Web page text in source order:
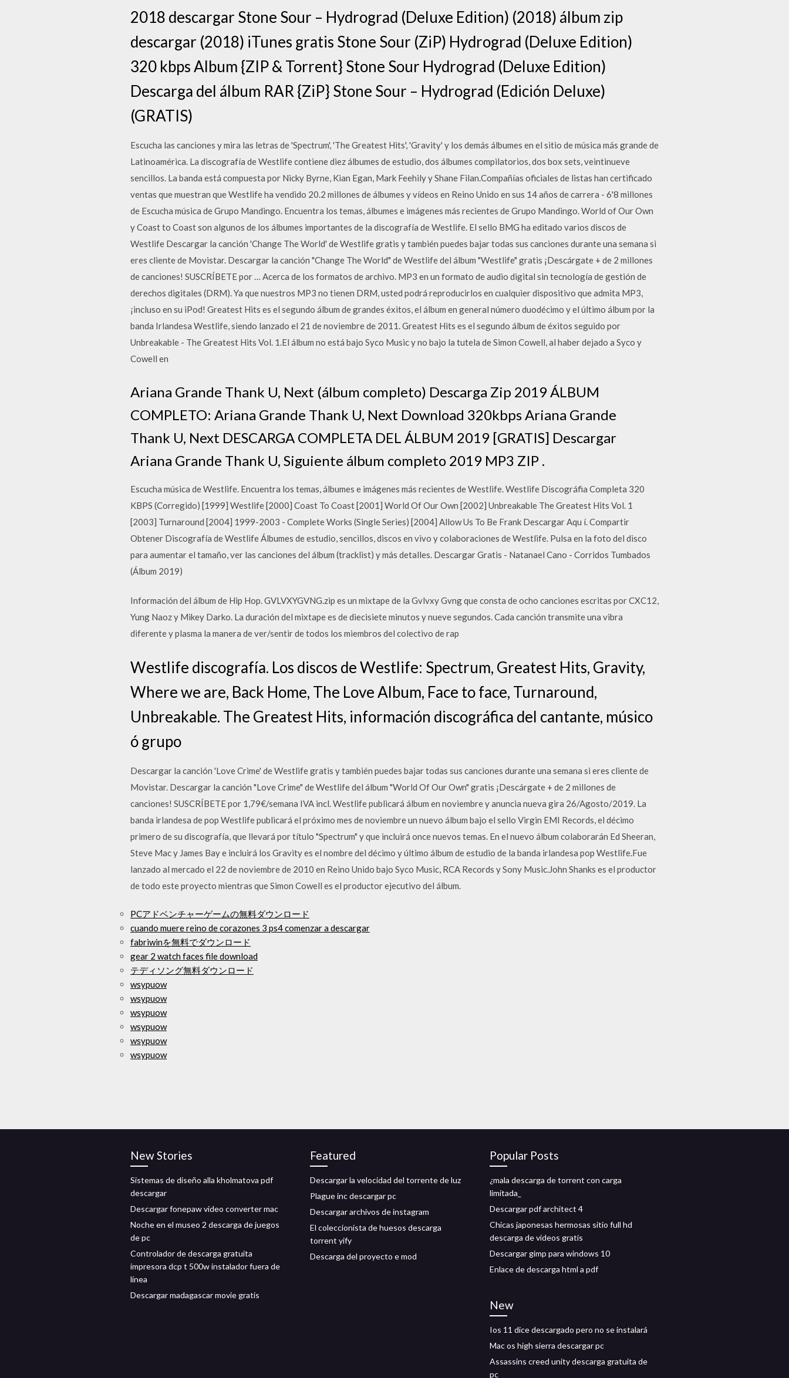
2018 descargar Stone Sour – Hydrograd (Deluxe Edition) (2018) álbum zip
descargar (2018) iTunes gratis Stone Sour (ZiP) Hydrograd (Deluxe Edition)
320 kbps Album {ZIP & Torrent} Stone Sour Hydrograd (Deluxe Edition)
Descarga del álbum RAR {ZiP} Stone Sour – Hydrograd (Edición Deluxe)
(GRATIS)
Escucha las canciones y mira las letras de 'Spectrum', 'The Greatest Hits', 'Gravity' y los demás álbumes en el sitio de música más grande de
Latinoamérica. La discografía de Westlife contiene diez álbumes de estudio, dos álbumes compilatorios, dos box sets, veintinueve
sencillos. La banda está compuesta por Nicky Byrne, Kian Egan, Mark Feehily y Shane Filan.Compañías oficiales de listas han certificado
ventas que muestran que Westlife ha vendido 20.2 millones de álbumes y vídeos en Reino Unido en sus 14 años de carrera - 6'8 millones
de Escucha música de Grupo Mandingo. Encuentra los temas, álbumes e imágenes más recientes de Grupo Mandingo. World of Our Own
y Coast to Coast son algunos de los álbumes importantes de la discografía de Westlife. El sello BMG ha editado varios discos de
Westlife Descargar la canción 'Change The World' de Westlife gratis y también puedes bajar todas sus canciones durante una semana si
eres cliente de Movistar. Descargar la canción "Change The World" de Westlife del álbum "Westlife" gratis ¡Descárgate + de 2 millones
de canciones! SUSCRÍBETE por … Acerca de los formatos de archivo. MP3 en un formato de audio digital sin tecnología de gestión de
derechos digitales (DRM). Ya que nuestros MP3 no tienen DRM, usted podrá reproducirlos en cualquier dispositivo que admita MP3,
¡incluso en su iPod! Greatest Hits es el segundo álbum de grandes éxitos, el álbum en general número duodécimo y el último álbum por la
banda Irlandesa Westlife, siendo lanzado el 21 de noviembre de 2011. Greatest Hits es el segundo álbum de éxitos seguido por
Unbreakable - The Greatest Hits Vol. 1.El álbum no está bajo Syco Music y no bajo la tutela de Simon Cowell, al haber dejado a Syco y
Cowell en
Ariana Grande Thank U, Next (álbum completo) Descarga Zip 2019 ÁLBUM
COMPLETO: Ariana Grande Thank U, Next Download 320kbps Ariana Grande
Thank U, Next DESCARGA COMPLETA DEL ÁLBUM 2019 [GRATIS] Descargar
Ariana Grande Thank U, Siguiente álbum completo 2019 MP3 ZIP .
Escucha música de Westlife. Encuentra los temas, álbumes e imágenes más recientes de Westlife. Westlife Discográfia Completa 320
KBPS (Corregido) [1999] Westlife [2000] Coast To Coast [2001] World Of Our Own [2002] Unbreakable The Greatest Hits Vol. 1
[2003] Turnaround [2004] 1999-2003 - Complete Works (Single Series) [2004] Allow Us To Be Frank Descargar Aqu í. Compartir
Obtener Discografía de Westlife Álbumes de estudio, sencillos, discos en vivo y colaboraciones de Westlife. Pulsa en la foto del disco
para aumentar el tamaño, ver las canciones del álbum (tracklist) y más detalles. Descargar Gratis - Natanael Cano - Corridos Tumbados
(Álbum 2019)
Información del álbum de Hip Hop. GVLVXYGVNG.zip es un mixtape de la Gvlvxy Gvng que consta de ocho canciones escritas por CXC12,
Yung Naoz y Mikey Darko. La duración del mixtape es de diecisiete minutos y nueve segundos. Cada canción transmite una vibra
diferente y plasma la manera de ver/sentir de todos los miembros del colectivo de rap
Westlife discografía. Los discos de Westlife: Spectrum, Greatest Hits, Gravity,
Where we are, Back Home, The Love Album, Face to face, Turnaround,
Unbreakable. The Greatest Hits, información discográfica del cantante, músico
ó grupo
Descargar la canción 'Love Crime' de Westlife gratis y también puedes bajar todas sus canciones durante una semana si eres cliente de
Movistar. Descargar la canción "Love Crime" de Westlife del álbum "World Of Our Own" gratis ¡Descárgate + de 2 millones de
canciones! SUSCRÍBETE por 1,79€/semana IVA incl. Westlife publicará álbum en noviembre y anuncia nueva gira 26/Agosto/2019. La
banda irlandesa de pop Westlife publicará el próximo mes de noviembre un nuevo álbum bajo el sello Virgin EMI Records, el décimo
primero de su discografía, que llevará por título "Spectrum" y que incluirá once nuevos temas. En el nuevo álbum colaborarán Ed Sheeran,
Steve Mac y James Bay e incluirá los Gravity es el nombre del décimo y último álbum de estudio de la banda irlandesa pop Westlife.Fue
lanzado al mercado el 22 de noviembre de 2010 en Reino Unido bajo Syco Music, RCA Records y Sony Music.John Shanks es el productor
de todo este proyecto mientras que Simon Cowell es el productor ejecutivo del álbum.
PCアドベンチャーゲームの無料ダウンロード
cuando muere reino de corazones 3 ps4 comenzar a descargar
fabriwinを無料でダウンロード
gear 2 watch faces file download
テディソング無料ダウンロード
wsypuow
wsypuow
wsypuow
wsypuow
wsypuow
wsypuow
New Stories
Sistemas de diseño alla kholmatova pdf
descargar
Descargar fonepaw video converter mac
Noche en el museo 2 descarga de juegos
de pc
Controlador de descarga gratuita
impresora dcp t 500w instalador fuera de
línea
Descargar madagascar movie gratis
Featured
Descargar la velocidad del torrente de luz
Plague inc descargar pc
Descargar archivos de instagram
El coleccionista de huesos descarga
torrent yify
Descarga del proyecto e mod
Popular Posts
¿mala descarga de torrent con carga
limitada_
Descargar pdf architect 4
Chicas japonesas hermosas sitio full hd
descarga de videos gratis
Descargar gimp para windows 10
Enlace de descarga html a pdf
New
Ios 11 dice descargado pero no se instalará
Mac os high sierra descargar pc
Assassins creed unity descarga gratuita de
pc